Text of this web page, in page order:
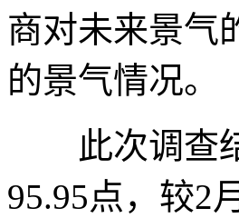
商对未来景气
的景气情况。
此次调查结
95.95点，较2